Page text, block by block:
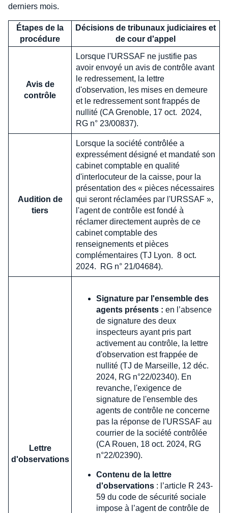
derniers mois.
Étapes de la
procédure
Décisions de tribunaux judiciaires et
de cour d'appel
Avis de
contrôle
Lorsque l'URSSAF ne justifie pas
avoir envoyé un avis de contrôle avant
le redressement, la lettre
d'observation, les mises en demeure
et le redressement sont frappés de
nullité (CA Grenoble, 17 oct. 2024,
RG n° 23/00837).
Audition de
tiers
Lorsque la société contrôlée a
expressément désigné et mandaté son
cabinet comptable en qualité
d'interlocuteur de la caisse, pour la
présentation des « pièces nécessaires
qui seront réclamées par l'URSSAF »,
l'agent de contrôle est fondé à
réclamer directement auprès de ce
cabinet comptable des
renseignements et pièces
complémentaires (TJ Lyon. 8 oct.
2024. RG n° 21/04684).
Lettre
d'observations
Signature par l'ensemble des
agents présents : en l’absence
de signature des deux
inspecteurs ayant pris part
activement au contrôle, la lettre
d'observation est frappée de
nullité (TJ de Marseille, 12 déc.
2024, RG n°22/02340). En
revanche, l'exigence de
signature de l'ensemble des
agents de contrôle ne concerne
pas la réponse de l'URSSAF au
courrier de la société contrôlée
(CA Rouen, 18 oct. 2024, RG
n°22/02390).
Contenu de la lettre
d'observations : l’article R 243-
59 du code de sécurité sociale
impose à l’agent de contrôle de